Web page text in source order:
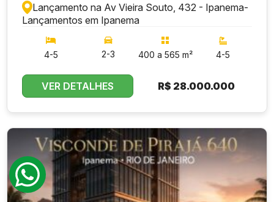
Lançamento na Av Vieira Souto, 432 - Ipanema-
Lançamentos em Ipanema
4-5 2-3 400 a 565 m² 4-5
VER DETALHES R$ 28.000.000